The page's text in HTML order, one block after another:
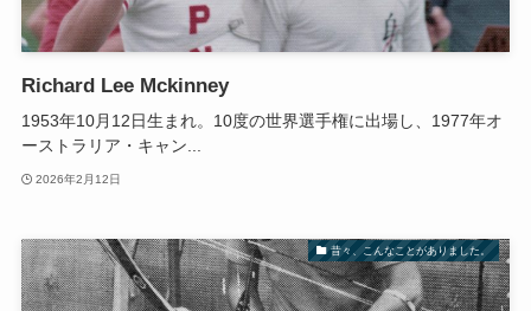
Richard Lee Mckinney
1953年10月12日生まれ。10度の世界選手権に出場し、1977年オ
ーストラリア・キャン...
2026年2月12日
昔々、こんなことがありました。